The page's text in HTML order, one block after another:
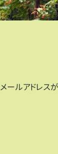
メールアドレス